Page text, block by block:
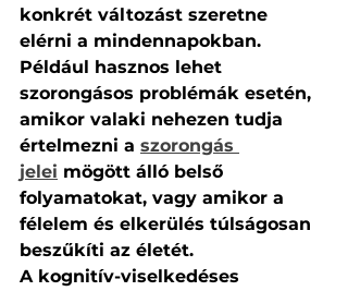
konkrét változást szeretne
elérni a mindennapokban.
Például hasznos lehet
szorongásos problémák esetén,
amikor valaki nehezen tudja
értelmezni a szorongás
jelei mögött álló belső
folyamatokat, vagy amikor a
félelem és elkerülés túlságosan
beszűkíti az életét.
A kognitív-viselkedéses